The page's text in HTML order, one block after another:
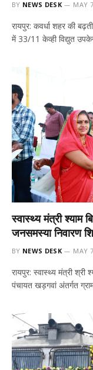
BY NEWS DESK MAY
रायपुर: कवर्धा शहर की
में 33/11 केव्ही विद्युत
स्वास्थ्य मंत्री श्याम
जनसमस्या निवारण
BY NEWS DESK MAY
रायपुर: स्वास्थ्य मंत्री
पंचायत खड़गवां अंतर्गत